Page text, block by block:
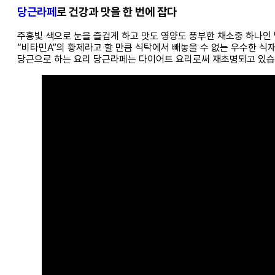
당근라페로 건강과 맛을 한 번에 잡다
주홍빛 색으로 눈을 즐겁게 하고 맛도 영양도 풍부한 채소중 하나인
“비타민A”의 황제라고 할 만큼 식탁에서 빼놓을 수 없는 우수한 식
당근으로 하는 요리 당근라페는 다이어트 요리로써 재조명되고 있